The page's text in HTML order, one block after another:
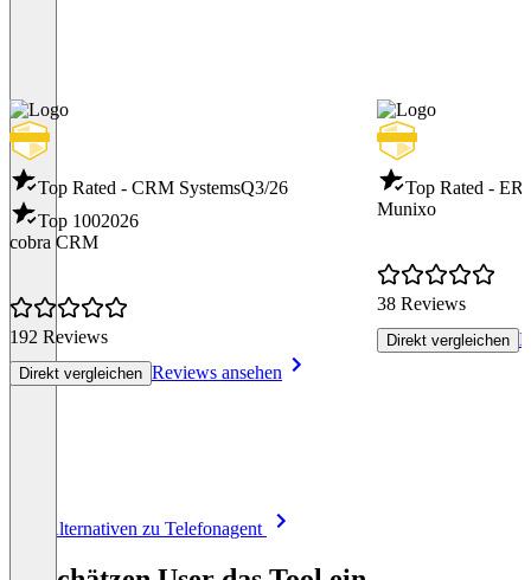
Top Rated - CRM SystemsQ3/26
Top 1002026
cobra CRM
192 Reviews
Direkt vergleichen Reviews ansehen
Top Rated -
Munixo
38 Reviews
Direkt vergleichen
Alle Alternativen zu Telefonagent